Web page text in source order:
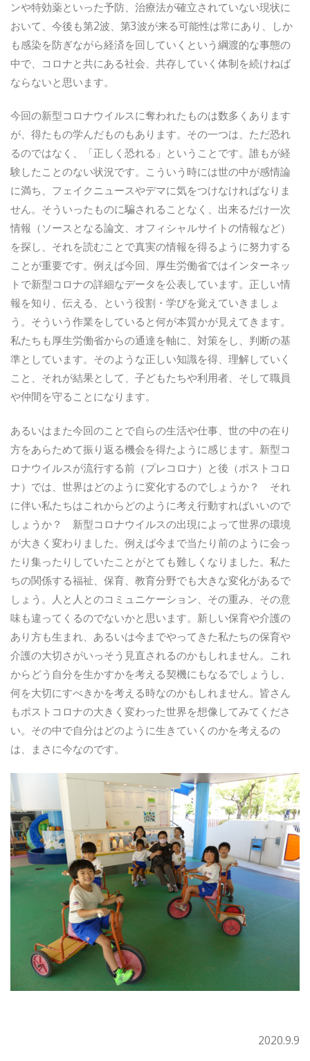
ンや特効薬といった予防、治療法が確立されていない現状に
おいて、今後も第2波、第3波が来る可能性は常にあり、しか
も感染を防ぎながら経済を回していくという綱渡的な事態の
中で、コロナと共にある社会、共存していく体制を続けねば
ならないと思います。
今回の新型コロナウイルスに奪われたものは数多くあります
が、得たもの学んだものもあります。その一つは、ただ恐れ
るのではなく、「正しく恐れる」ということです。誰もが経
験したことのない状況です。こういう時には世の中が感情論
に満ち、フェイクニュースやデマに気をつけなければなりま
せん。そういったものに騙されることなく、出来るだけ一次
情報（ソースとなる論文、オフィシャルサイトの情報など）
を探し、それを読むことで真実の情報を得るように努力する
ことが重要です。例えば今回、厚生労働省ではインターネッ
トで新型コロナの詳細なデータを公表しています。正しい情
報を知り、伝える、という役割・学びを覚えていきましょ
う。そういう作業をしていると何が本質かが見えてきます。
私たちも厚生労働省からの通達を軸に、対策をし、判断の基
準としています。そのような正しい知識を得、理解していく
こと、それが結果として、子どもたちや利用者、そして職員
や仲間を守ることになります。
あるいはまた今回のことで自らの生活や仕事、世の中の在り
方をあらためて振り返る機会を得たように感じます。新型コ
ロナウイルスが流行する前（プレコロナ）と後（ポストコロ
ナ）では、世界はどのように変化するのでしょうか？ それ
に伴い私たちはこれからどのように考え行動すればいいので
しょうか？ 新型コロナウイルスの出現によって世界の環境
が大きく変わりました。例えば今まで当たり前のように会っ
たり集ったりしていたことがとても難しくなりました。私た
ちの関係する福祉、保育、教育分野でも大きな変化があるで
しょう。人と人とのコミュニケーション、その重み、その意
味も違ってくるのでないかと思います。新しい保育や介護の
あり方も生まれ、あるいは今までやってきた私たちの保育や
介護の大切さがいっそう見直されるのかもしれません。これ
からどう自分を生かすかを考える契機にもなるでしょうし、
何を大切にすべきかを考える時なのかもしれません。皆さん
もポストコロナの大きく変わった世界を想像してみてくださ
い。その中で自分はどのように生きていくのかを考えるの
は、まさに今なのです。
2020.9.9